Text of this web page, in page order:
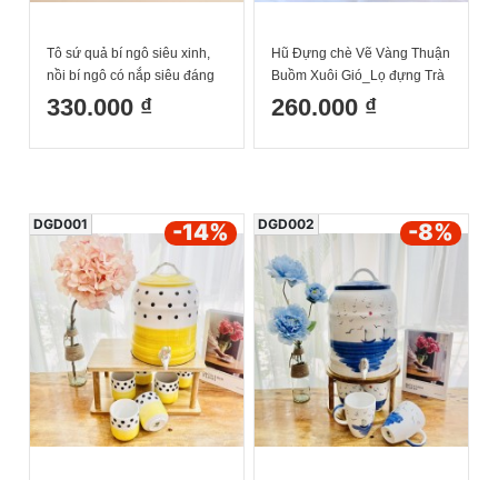
Tô sứ quả bí ngô siêu xinh,
nồi bí ngô có nắp siêu đáng
yêu
330.000 ₫
Hũ Đựng chè Vẽ Vàng Thuận
Buồm Xuôi Gió_Lọ đựng Trà
Gốm Sứ Bát Tràng Cao Cấp
260.000 ₫
DGD001 -14% DGD002 -8%